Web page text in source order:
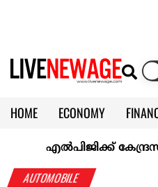
HOME ECONOMY
CALENDAR
KERALA @70
എല്‍പിജിക്ക്
AUTOMOBILE